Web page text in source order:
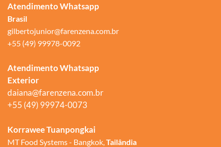
Atendimento Whatsapp
Brasil
gilbertojunior@farenzena.com.br
+55 (49) 99978-0092
Atendimento Whatsapp
Exterior
daiana@farenzena.com.br
+55 (49) 99974-0073
Korrawee Tuanpongkai
MT Food Systems - Bangkok, Tailândia